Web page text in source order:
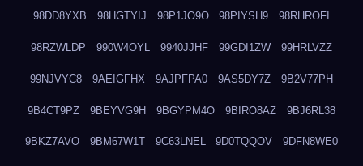
98DD8YXB 98HGTYIJ 98P1JO9O 98PIYSH9 98RHROFI
98RZWLDP 990W4OYL 9940JJHF 99GDI1ZW 99HRLVZZ
99NJVYC8 9AEIGFHX 9AJPFPA0 9AS5DY7Z 9B2V77PH
9B4CT9PZ 9BEYVG9H 9BGYPM4O 9BIRO8AZ 9BJ6RL38
9BKZ7AVO 9BM67W1T 9C63LNEL 9D0TQQOV 9DFN8WE0